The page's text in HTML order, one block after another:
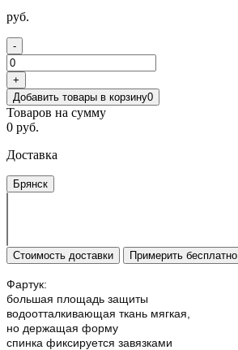
руб.
-
+
Добавить товары в корзину0
Товаров на сумму
0 руб.
Доставка
Брянск
Стоимость доставки Примерить бесплатно
Фартук:
большая площадь защиты
водоотталкивающая ткань мягкая,
но держащая форму
спинка фиксируется завязками